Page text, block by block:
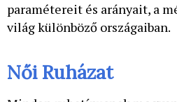
paramétereit és arányait, a
világ különböző országaiban.
Női Ruházat